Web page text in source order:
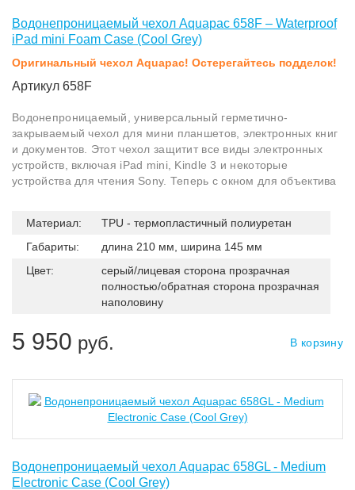
Водонепроницаемый чехол Aquapac 658F – Waterproof
iPad mini Foam Case (Cool Grey)
Оригинальный чехол Aquapac! Остерегайтесь подделок!
Артикул 658F
Водонепроницаемый, универсальный герметично-
закрываемый чехол для мини планшетов, электронных книг
и документов. Этот чехол защитит все виды электронных
устройств, включая iPad mini, Kindle 3 и некоторые
устройства для чтения Sony. Теперь с окном для объектива
материала для дополнительной защиты вашего планшета
Материал:
TPU - термопластичный полиуретан
Габариты:
длина 210 мм, ширина 145 мм
Цвет:
серый/лицевая сторона прозрачная
полностью/обратная сторона прозрачная
наполовину
5 950 руб. В корзину
Водонепроницаемый чехол Aquapac 658GL - Medium
Electronic Case (Cool Grey)